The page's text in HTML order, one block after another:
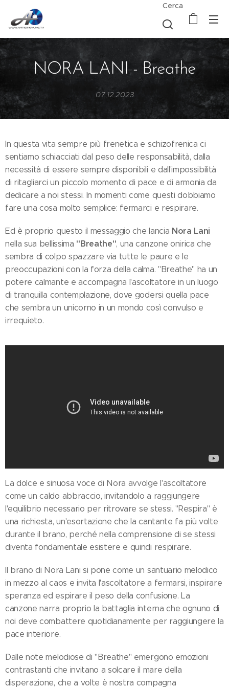
Cerca
NORA LANI - Breathe
07.12.2023
In questa vita sempre più frenetica e schizofrenica ci
sentiamo schiacciati dal peso delle responsabilità, dalla
necessità di essere sempre disponibili e dall'impossibilità
di ritagliarci un piccolo momento di pace e di armonia da
dedicare a noi stessi. In momenti come questi dobbiamo
fare una cosa molto semplice: fermarci e respirare.
Ed è proprio questo il messaggio che lancia Nora Lani
nella sua bellissima "Breathe", una canzone onirica che
sembra di colpo spazzare via tutte le paure e le
preoccupazioni con la forza della calma. "Breathe" ha un
potere calmante e accompagna l'ascoltatore in un luogo
di tranquilla contemplazione, dove godersi quella pace
che sembra un unicorno in un mondo così convulso e
irrequieto.
La dolce e sinuosa voce di Nora avvolge l'ascoltatore
come un caldo abbraccio, invitandolo a raggiungere
l'equilibrio necessario per ritrovare se stessi. "Respira" è
una richiesta, un'esortazione che la cantante fa più volte
durante il brano, perché nella comprensione di se stessi
diventa fondamentale esistere e quindi respirare.
Il brano di Nora Lani si pone come un santuario melodico
in mezzo al caos e invita l'ascoltatore a fermarsi, inspirare
speranza ed espirare il peso della confusione. La
canzone narra proprio la battaglia interna che ognuno di
noi deve combattere quotidianamente per raggiungere la
pace interiore.
Dalle note melodiose di "Breathe" emergono emozioni
contrastanti che invitano a solcare il mare della
disperazione, che a volte è nostra compagna